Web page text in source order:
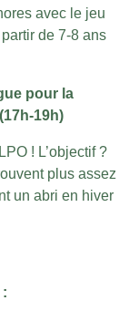
avec le jeu
de 7-8 ans
pour la
19h)
! L’objectif ?
plus assez
un abri en hiver